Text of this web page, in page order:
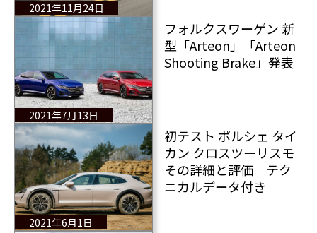
2021年11月24日
介
2021年7月13日
フォルクスワーゲン 新
型「Arteon」「Arteon
Shooting Brake」発表
2021年6月1日
初テスト ポルシェ タイ
カン クロスツーリスモ
その詳細と評価 テク
ニカルデータ付き